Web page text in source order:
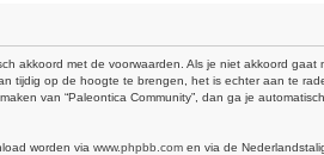
akkoord met de voorwaarden. Als je niet akkoord
tijdig op de hoogte te brengen, het is echter aan te
van “Paleontica Community”, dan ga je
worden via www.phpbb.com en via de